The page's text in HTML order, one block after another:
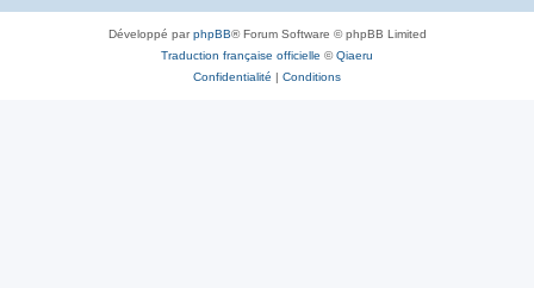
Développé parphpBB® Forum Software © phpBB Limited
Traduction française officielle ©Qiaeru
Confidentialité | Conditions